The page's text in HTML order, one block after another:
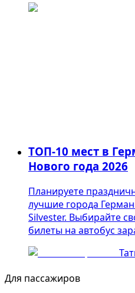
ТОП-10 мест в
Нового года 2026
Планируете
лучшие города
Silvester. Выбирайте
билеты на автобус
Для пассажиров